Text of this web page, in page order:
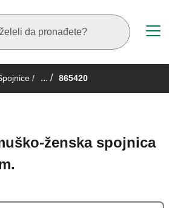
/ ... / 865420
ženska spojnica